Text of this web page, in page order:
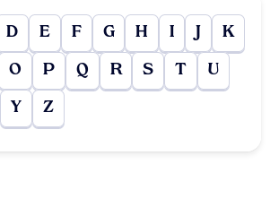
D E F G H I J K
O P Q R S T U
Y Z